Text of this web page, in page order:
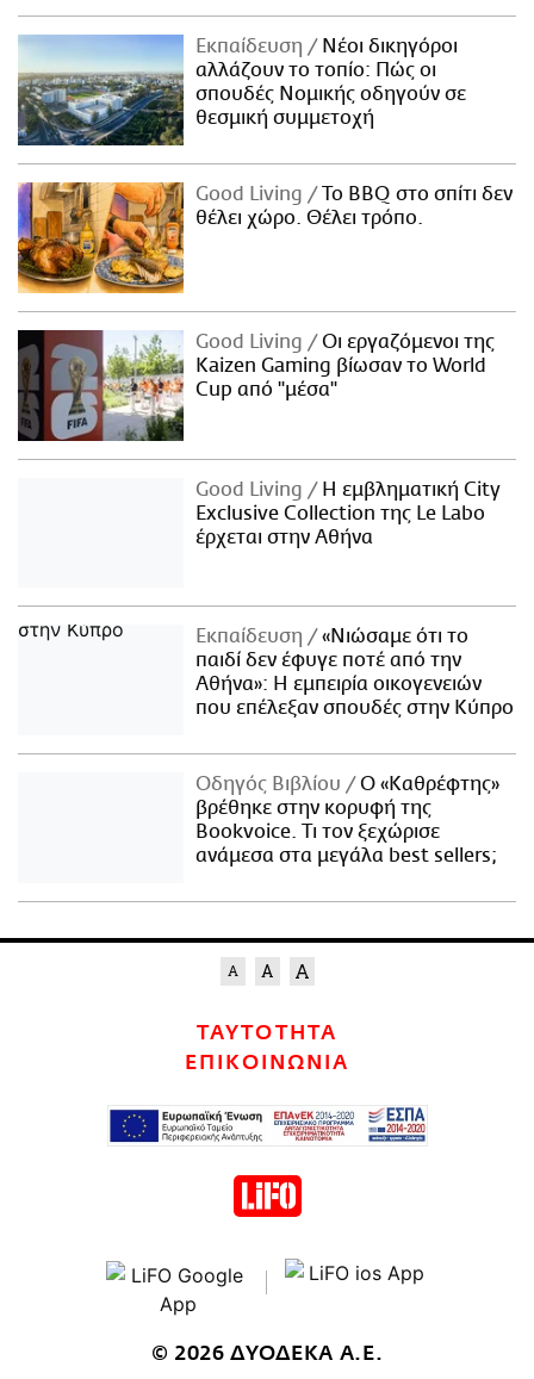
Εκπαίδευση
Νέοι δικηγόροι
αλλάζουν το τοπίο: Πώς οι
σπουδές Νομικής οδηγούν σε
θεσμική συμμετοχή
Good Living
Το BBQ στο σπίτι δεν
θέλει χώρο. Θέλει τρόπο.
Good Living
Οι εργαζόμενοι της
Kaizen Gaming βίωσαν το World
Cup από "μέσα"
Good Living
Η εμβληματική City
Exclusive Collection της Le Labo
έρχεται στην Αθήνα
Εκπαίδευση
«Νιώσαμε ότι το
παιδί δεν έφυγε ποτέ από την
Αθήνα»: Η εμπειρία οικογενειών
που επέλεξαν σπουδές στην Κύπρο
Οδηγός Βιβλίου
Ο «Καθρέφτης»
βρέθηκε στην κορυφή της
Bookvoice. Τι τον ξεχώρισε
ανάμεσα στα μεγάλα best sellers;
ΤΑΥΤΟΤΗΤΑ
ΕΠΙΚΟΙΝΩΝΙΑ
© 2026 ΔΥΟΔΕΚΑ Α.Ε.